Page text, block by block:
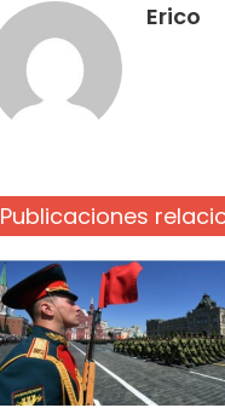
Erico
Publicaciones